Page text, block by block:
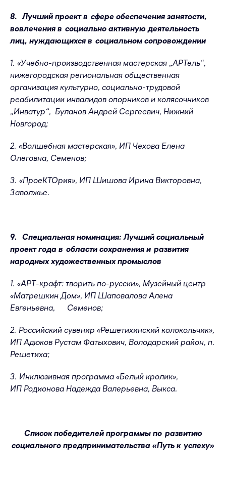
8. Лучший проект в сфере обеспечения занятости,
вовлечения в социально активную деятельность
лиц, нуждающихся в социальном сопровождении
1. «Учебно-производственная мастерская „АРТель“,
нижегородская региональная общественная
организация культурно, социально-трудовой
реабилитации инвалидов опорников и колясочников
„Инватур“, Буланов Андрей Сергеевич, Нижний
Новгород;
2. «Волшебная мастерская», ИП Чехова Елена
Олеговна, Семенов;
3. «ПроеКТОрия», ИП Шишова Ирина Викторовна,
Заволжье.
9. Специальная номинация: Лучший социальный
проект года в области сохранения и развития
народных художественных промыслов
1. «АРТ-крафт: творить по-русски», Музейный центр
«Матрешкин Дом», ИП Шаповалова Алена
Евгеньевна, Семенов;
2. Российский сувенир «Решетихинский колокольчик»,
ИП Адюков Рустам Фатыхович, Володарский район, п.
Решетиха;
3. Инклюзивная программа «Белый кролик»,
ИП Родионова Надежда Валерьевна, Выкса.
Список победителей программы по развитию
социального предпринимательства «Путь к успеху»